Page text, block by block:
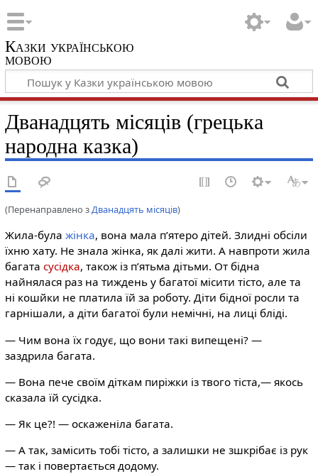
Казки українською
мовою
Дванадцять місяців (грецька
народна казка)
(Перенаправлено зДванадцять місяців)
Жила-була жінка, вона мала п’ятеро дітей. Злидні обсіли
їхню хату. Не знала жінка, як далі жити. А навпроти жила
багата сусідка, також із п’ятьма дітьми. От бідна
найнялася раз на тиждень у багатої місити тісто, але та
ні кошйки не платила їй за роботу. Діти бідної росли та
гарнішали, а діти багатої були немічні, на лиці бліді.
— Чим вона їх годує, що вони такі випещені? —
заздрила багата.
— Вона пече своїм діткам пиріжки із твого тіста,— якось
сказала їй сусідка.
— Як це?! — оскаженіла багата.
— А так, замісить тобі тісто, а залишки не зшкрібає із рук
— так і повертається додому.